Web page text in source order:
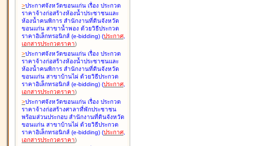
>ประกาศจังหวัดขอนแก่น เรื่อง ประกวด
ราคาจ้างก่อสร้างห้องน้ำประชาชนและ
ห้องน้ำคนพิการ สำนักงานที่ดินจังหวัด
ขอนแก่น สาขาน้ำพอง ด้วยวิธีประกวด
ราคาอิเล็กทรอนิกส์ (e-bidding) (ประกาศ,
เอกสารประกวดราคา)
>ประกาศจังหวัดขอนแก่น เรื่อง ประกวด
ราคาจ้างก่อสร้างห้องน้ำประชาชนและ
ห้องน้ำคนพิการ สำนักงานที่ดินจังหวัด
ขอนแก่น สาขาบ้านไผ่ ด้วยวิธีประกวด
ราคาอิเล็กทรอนิกส์ (e-bidding) (ประกาศ,
เอกสารประกวดราคา)
>ประกาศจังหวัดขอนแก่น เรื่อง ประกวด
ราคาจ้างก่อสร้างศาลาที่พักประชาชน
พร้อมส่วนประกอบ สำนักงานที่ดินจังหวัด
ขอนแก่น สาขาบ้านไผ่ ด้วยวิธีประกวด
ราคาอิเล็กทรอนิกส์ (e-bidding) (ประกาศ,
เอกสารประกวดราคา)